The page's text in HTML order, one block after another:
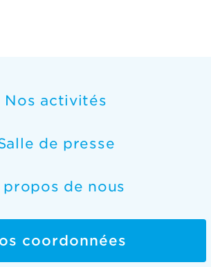
Nos activités
de presse
propos de nous
coordonnées